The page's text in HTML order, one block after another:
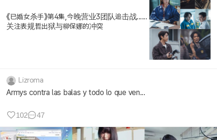
《已婚女杀手》第4集,今晚营业3团队追击战......
关注表规哲出狱与柳保娜的冲突
Lizroma
Armys contra las balas y todo lo que ven...
102 47